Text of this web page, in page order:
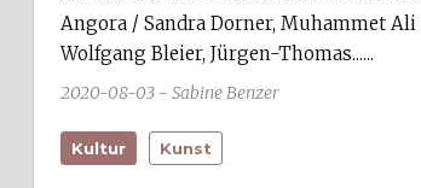
Angora / Sandra Dorner, Muhammet Ali
Wolfgang Bleier, Jürgen-Thomas......
2020-08-03 - Sabine Benzer
Kultur Kunst